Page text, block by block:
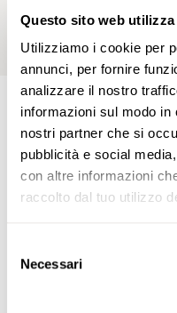
Questo sito web
Utilizziamo i cookie per
annunci, per fornire
analizzare il nostro
informazioni sul modo
nostri partner che si
pubblicità e social
con altre informazioni
raccolto dal tuo utilizzo
delNecessari
PERCORSO